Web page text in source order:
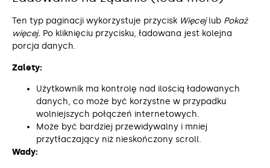
Ten typ paginacji wykorzystuje przycisk Więcejlub Pokaż
więcej. Po kliknięciu przycisku, ładowana jest kolejna
porcja danych.
Zalety:
Użytkownik ma kontrolę nad ilością ładowanych
danych, co może być korzystne w przypadku
wolniejszych połączeń internetowych.
Może być bardziej przewidywalny i mniej
przytłaczający niż nieskończony scroll.
Wady: